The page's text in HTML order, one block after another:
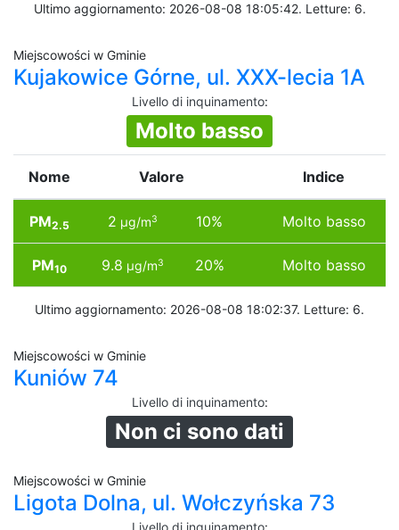
Ultimo aggiornamento: 2026-08-08 18:05:42. Letture: 6.
Miejscowości w Gminie
Kujakowice Górne, ul. XXX-lecia 1A
Livello di inquinamento:
Molto basso
Nome Valore Indice
PM2.5 2 µg/m3 10% Molto basso
PM10 9.8 µg/m3 20% Molto basso
Ultimo aggiornamento: 2026-08-08 18:02:37. Letture: 6.
Miejscowości w Gminie
Kuniów 74
Livello di inquinamento:
Non ci sono dati
Miejscowości w Gminie
Ligota Dolna, ul. Wołczyńska 73
Livello di inquinamento: